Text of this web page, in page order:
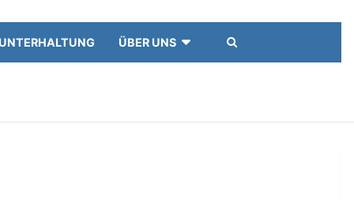
UNTERHALTUNG ÜBER UNS